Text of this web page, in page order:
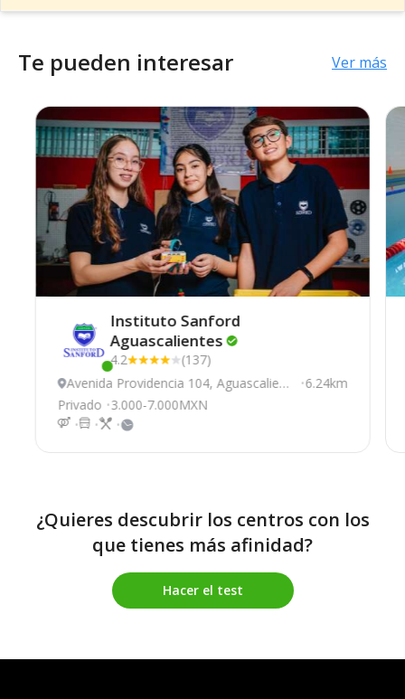
Te pueden interesar Ver más
Este centro ha estado online recientemente
Instituto Sanford
Aguascalientes
4.2
(137)
Avenida Providencia 104, Aguascalient
es
6.24km
Privado 3.000-7.000MXN
¿Quieres descubrir los centros con los
que tienes más afinidad?
Hacer el test